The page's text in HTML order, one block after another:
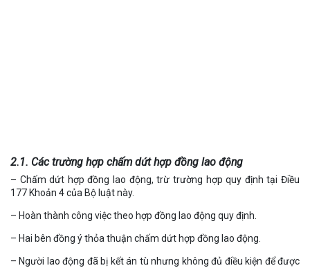
2.1. Các trường hợp chấm dứt hợp đồng lao động
– Chấm dứt hợp đồng lao động, trừ trường hợp quy định tại Điều
177 Khoản 4 của Bộ luật này.
– Hoàn thành công việc theo hợp đồng lao động quy định.
– Hai bên đồng ý thỏa thuận chấm dứt hợp đồng lao động.
– Người lao động đã bị kết án tù nhưng không đủ điều kiện để được